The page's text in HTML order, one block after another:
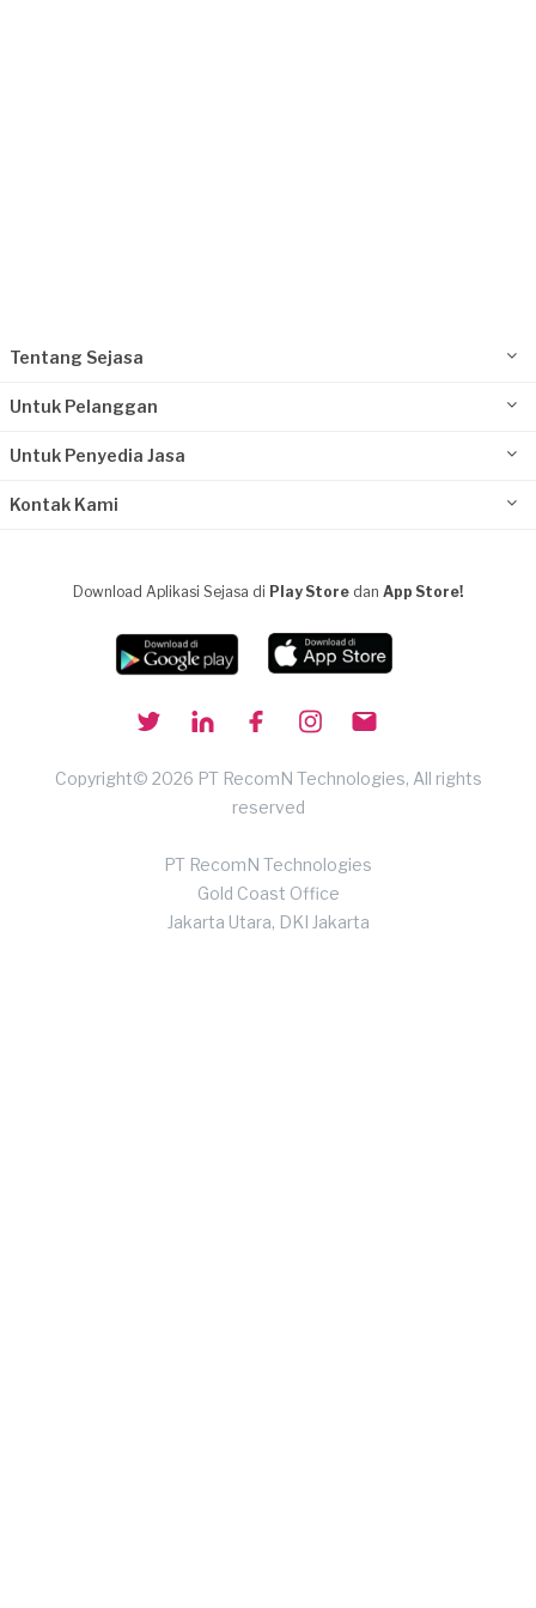
Tentang Sejasa
Untuk Pelanggan
Untuk Penyedia Jasa
Kontak Kami
Download Aplikasi Sejasa di Play Store dan App Store!
Copyright© 2026 PT RecomN Technologies, All rights
reserved
PT RecomN Technologies
Gold Coast Office
Jakarta Utara, DKI Jakarta